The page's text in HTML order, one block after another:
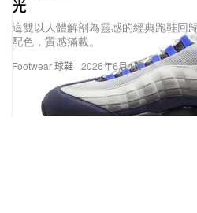
Footwear 球鞋
光
這雙以人體解剖為靈感的經典跑鞋回
配色，質感滿載。
2026年6月4日